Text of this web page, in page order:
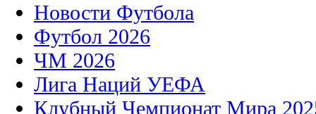
Новости Футбола
Футбол 2026
ЧМ 2026
Лига Наций УЕФА
Клубный Чемпионат Мира